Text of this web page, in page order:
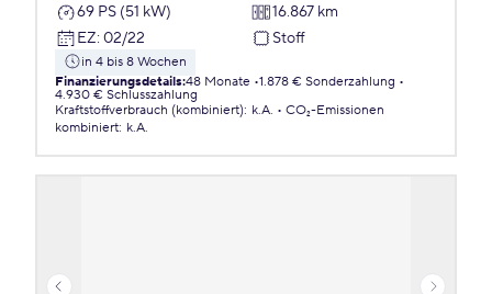
69 PS (51 kW)
16.867 km
EZ: 02/22 Stoff
in 4 bis 8 Wochen
Finanzierungsdetails:48 Monate 1.878 € Sonderzahlung
4.930 € Schlusszahlung
Kraftstoffverbrauch (kombiniert): k.A.
CO₂-Emissionen
kombiniert: k.A.